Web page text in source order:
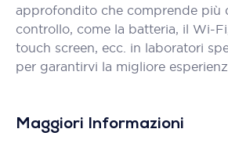
approfondito che comprende più
controllo, come la batteria, il Wi-
touch screen, ecc. in laboratori
per garantirvi la migliore
Maggiori Informazioni